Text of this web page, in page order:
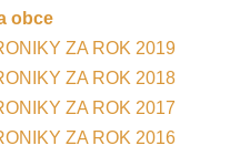
obce
ZA ROK 2019
ZA ROK 2018
ZA ROK 2017
ZA ROK 2016